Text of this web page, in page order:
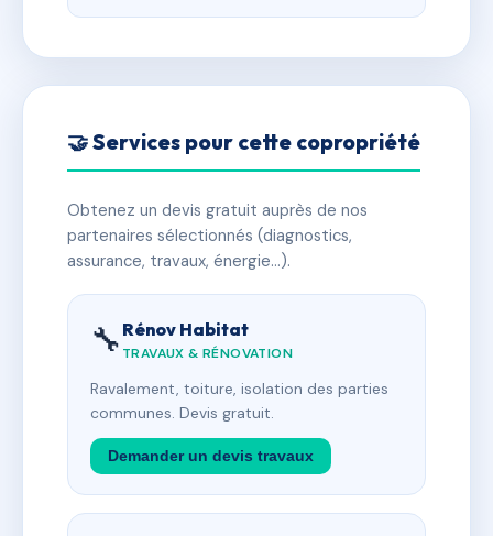
🤝 Services pour cette copropriété
Obtenez un devis gratuit auprès de nos
partenaires sélectionnés (diagnostics,
assurance, travaux, énergie…).
🔧 Rénov Habitat
TRAVAUX & RÉNOVATION
Ravalement, toiture, isolation des parties
communes. Devis gratuit.
Demander un devis travaux